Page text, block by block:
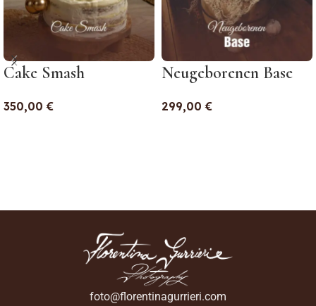
Cake Smash
350,00€
Neugeborenen Base
299,00€
foto@florentinagurrieri.com